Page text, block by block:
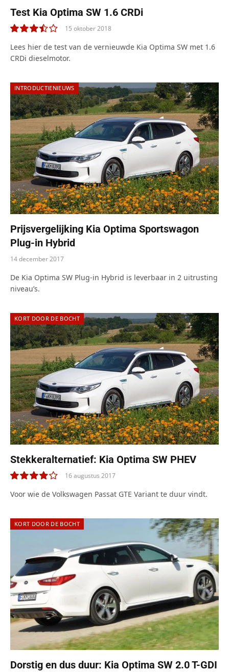
Test Kia Optima SW 1.6 CRDi
7.0
15 oktober 2018
Lees hier de test van de vernieuwde Kia Optima SW met 1.6
CRDi dieselmotor.
INTRODUCTIENIEUWS
Prijsvergelijking Kia Optima Sportswagon
Plug-in Hybrid
14 december 2017
De Kia Optima SW Plug-in Hybrid is leverbaar in 2 uitrusting
niveau’s.
KORT DOOR DE BOCHT
Stekkeralternatief: Kia Optima SW PHEV
8.0
16 augustus 2017
Voor wie de Volkswagen Passat GTE Variant te duur vindt.
KORT DOOR DE BOCHT
Dorstig en dus duur: Kia Optima SW 2.0 T-GDI